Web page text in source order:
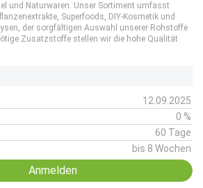
und Naturwaren. Unser Sortiment umfasst
Superfoods, DIY-Kosmetik und
der sorgfältigen Auswahl unserer Rohstoffe
Zusatzstoffe stellen wir die hohe Qualität
12.09.2025
0 %
60 Tage
bis 8 Wochen
Anmelden